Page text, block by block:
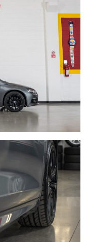
dati per finalità di
con terze parti